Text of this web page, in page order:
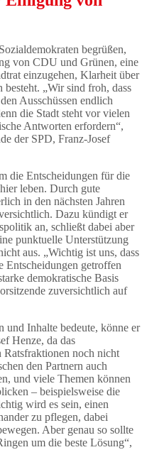
begrüßen,
von CDU und Grünen, eine
einzugehen, Klarheit über
„Wir sind froh, dass
Ausschüssen endlich
die Stadt steht vor vielen
Antworten erfordern“,
der SPD, Franz-Josef
die Entscheidungen für die
leben. Durch gute
in den nächsten Jahren
Dazu kündigt er
an, schließt dabei aber
punktuelle Unterstützung
aus. „Wichtig ist uns, dass
Entscheidungen getroffen
demokratische Basis
zuversichtlich auf
und Inhalte bedeute, könne er
Henze, da das
Ratsfraktionen noch nicht
den Partnern auch
und viele Themen können
– beispielsweise die
wird es sein, einen
zu pflegen, dabei
Aber genau so sollte
um die beste Lösung“,